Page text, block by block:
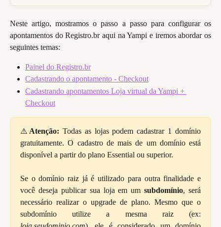
Neste artigo, mostramos o passo a passo para configurar os
apontamentos do Registro.br aqui na Yampi e iremos abordar os
seguintes temas:
Painel do Registro.br
Cadastrando o apontamento - Checkout
Cadastrando apontamentos Loja virtual da Yampi +
Checkout
⚠️ Atenção: Todas as lojas podem cadastrar 1 domínio
gratuitamente. O cadastro de mais de um domínio está
disponível a partir do plano Essential ou superior.
Se o domínio raiz já é utilizado para outra finalidade e
você deseja publicar sua loja em umsubdomínio, será
necessário realizar o upgrade de plano. Mesmo que o
subdomínio utilize a mesma raiz (ex: